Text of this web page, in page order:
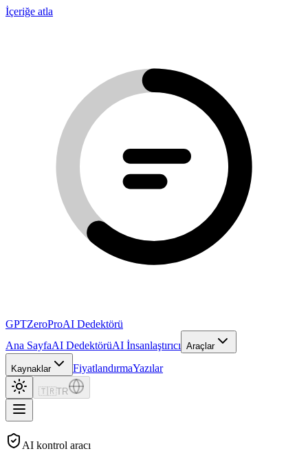
İçeriğe atla
GPTZeroProAI Dedektörü
Ana SayfaAI DedektörüAI İnsanlaştırıcı Araçlar
Kaynaklar FiyatlandırmaYazılar
🇹🇷 TR
AI kontrol aracı